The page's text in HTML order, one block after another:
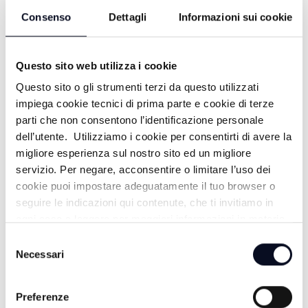
Consenso Dettagli Informazioni sui cookie
Questo sito web utilizza i cookie
Questo sito o gli strumenti terzi da questo utilizzati
impiega cookie tecnici di prima parte e cookie di terze
parti che non consentono l’identificazione personale
dell’utente. Utilizziamo i cookie per consentirti di avere la
migliore esperienza sul nostro sito ed un migliore
servizio. Per negare, acconsentire o limitare l’uso dei
cookie puoi impostare adeguatamente il tuo browser o
seguire le indicazioni qui contenute, che ti invitiamo in
delNecessari
Preferenze
ALTRE NOTIZIE TUTTE LE NOTIZIE